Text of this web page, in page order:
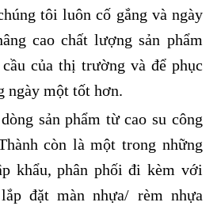
húng tôi luôn cố gắng và ngày
cao chất lượng sản phẩm
của thị trường và để phục
ngày một tốt hơn.
sản phẩm từ cao su công
còn là một trong những
khẩu, phân phối đi kèm với
đặt màn nhựa/ rèm nhựa